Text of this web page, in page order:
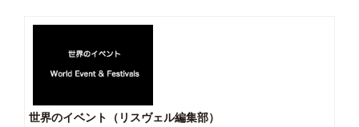
世界のイベント（リスヴェル編集部）